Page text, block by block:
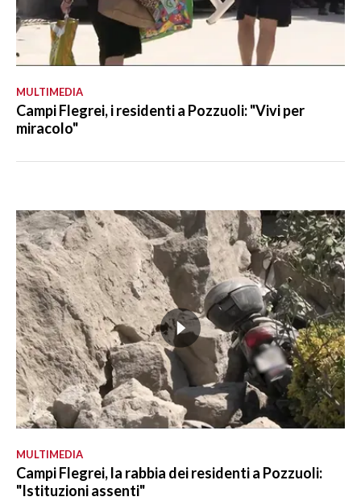
MULTIMEDIA
Campi Flegrei, i residenti a Pozzuoli: "Vivi per
miracolo"
MULTIMEDIA
Campi Flegrei, la rabbia dei residenti a Pozzuoli:
"Istituzioni assenti"